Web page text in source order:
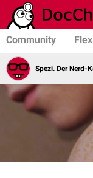
Community
Spezi. Der Nerd-